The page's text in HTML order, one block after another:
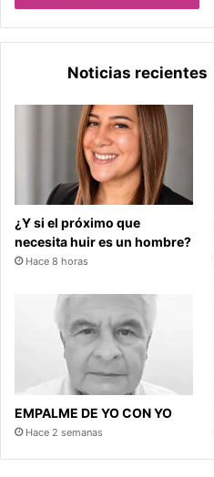
Noticias recientes
¿Y si el próximo que
necesita huir es un hombre?
Hace 8 horas
EMPALME DE YO CON YO
Hace 2 semanas